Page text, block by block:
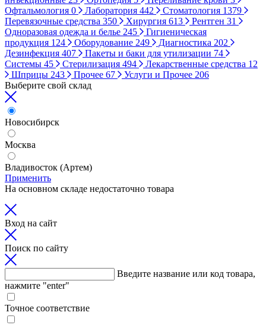
Офтальмология 0 Лаборатория 442 Стоматология 1379
Перевязочные средства 350 Хирургия 613 Рентген 31
Одноразовая одежда и белье 245
Гигиеническая
продукция 124 Оборудование 249 Диагностика 202
Дезинфекция 407 Пакеты и баки для утилизации 74
Системы 45 Стерилизация 494 Лекарственные средства 12
Шприцы 243 Прочее 67 Услуги и Прочее 206
Выберите свой склад
Новосибирск
Москва
Владивосток (Артем)
Применить
На основном складе недостаточно товара
Вход на сайт
Поиск по сайту
Введите название или код товара,
нажмите "enter"
Точное соответствие